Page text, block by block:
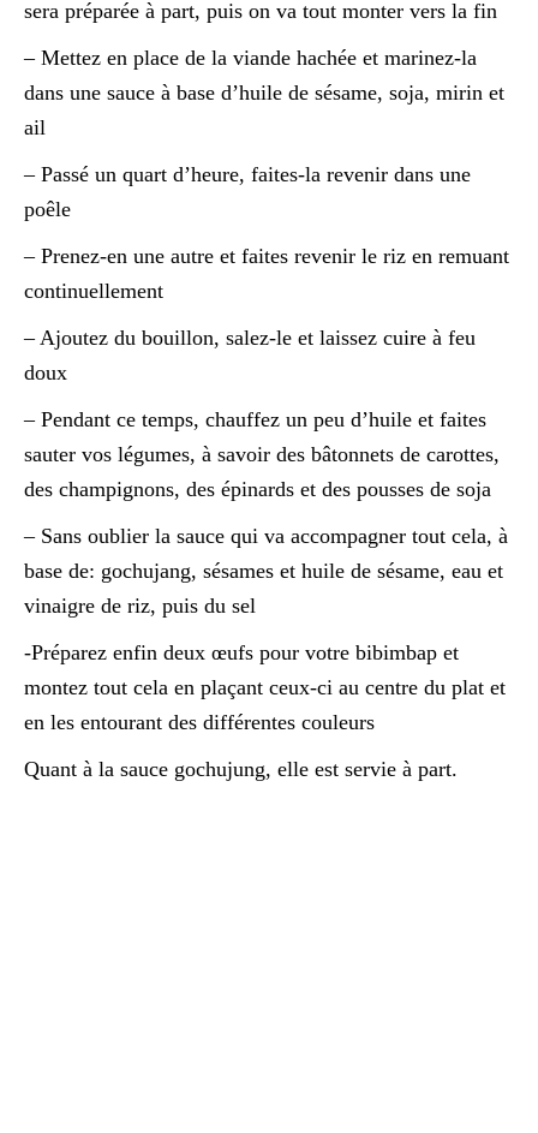
sera préparée à part, puis on va tout monter vers la fin
– Mettez en place de la viande hachée et marinez-la
dans une sauce à base d’huile de sésame, soja, mirin et
ail
– Passé un quart d’heure, faites-la revenir dans une
poêle
– Prenez-en une autre et faites revenir le riz en remuant
continuellement
– Ajoutez du bouillon, salez-le et laissez cuire à feu
doux
– Pendant ce temps, chauffez un peu d’huile et faites
sauter vos légumes, à savoir des bâtonnets de carottes,
des champignons, des épinards et des pousses de soja
– Sans oublier la sauce qui va accompagner tout cela, à
base de: gochujang, sésames et huile de sésame, eau et
vinaigre de riz, puis du sel
-Préparez enfin deux œufs pour votre bibimbap et
montez tout cela en plaçant ceux-ci au centre du plat et
en les entourant des différentes couleurs
Quant à la sauce gochujung, elle est servie à part.